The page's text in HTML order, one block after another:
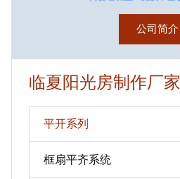
公司简介
临夏阳光房制作厂家
平开系列
框扇平齐系统